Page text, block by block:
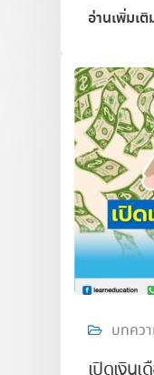
อ่านเพิ่มเติ
บทคว
เปิดเงิน